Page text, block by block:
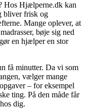
Hos Hjælperne.dk kan
bliver frisk og
Mange oplever, at
bøje sig ned
en hjælper en stor
få minutter. Da vi som
vælger mange
– for eksempel
ting. På den måde får
dig.